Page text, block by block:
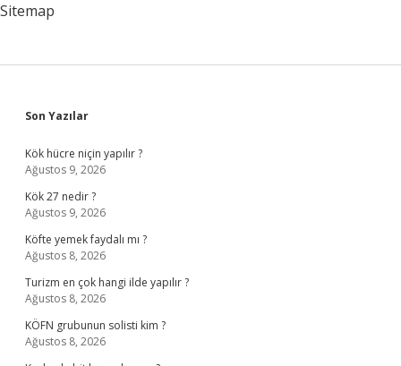
Sitemap
Sidebar
Son Yazılar
Kök hücre niçin yapılır ?
Ağustos 9, 2026
Kök 27 nedir ?
Ağustos 9, 2026
Köfte yemek faydalı mı ?
Ağustos 8, 2026
Turizm en çok hangi ilde yapılır ?
Ağustos 8, 2026
KÖFN grubunun solisti kim ?
Ağustos 8, 2026